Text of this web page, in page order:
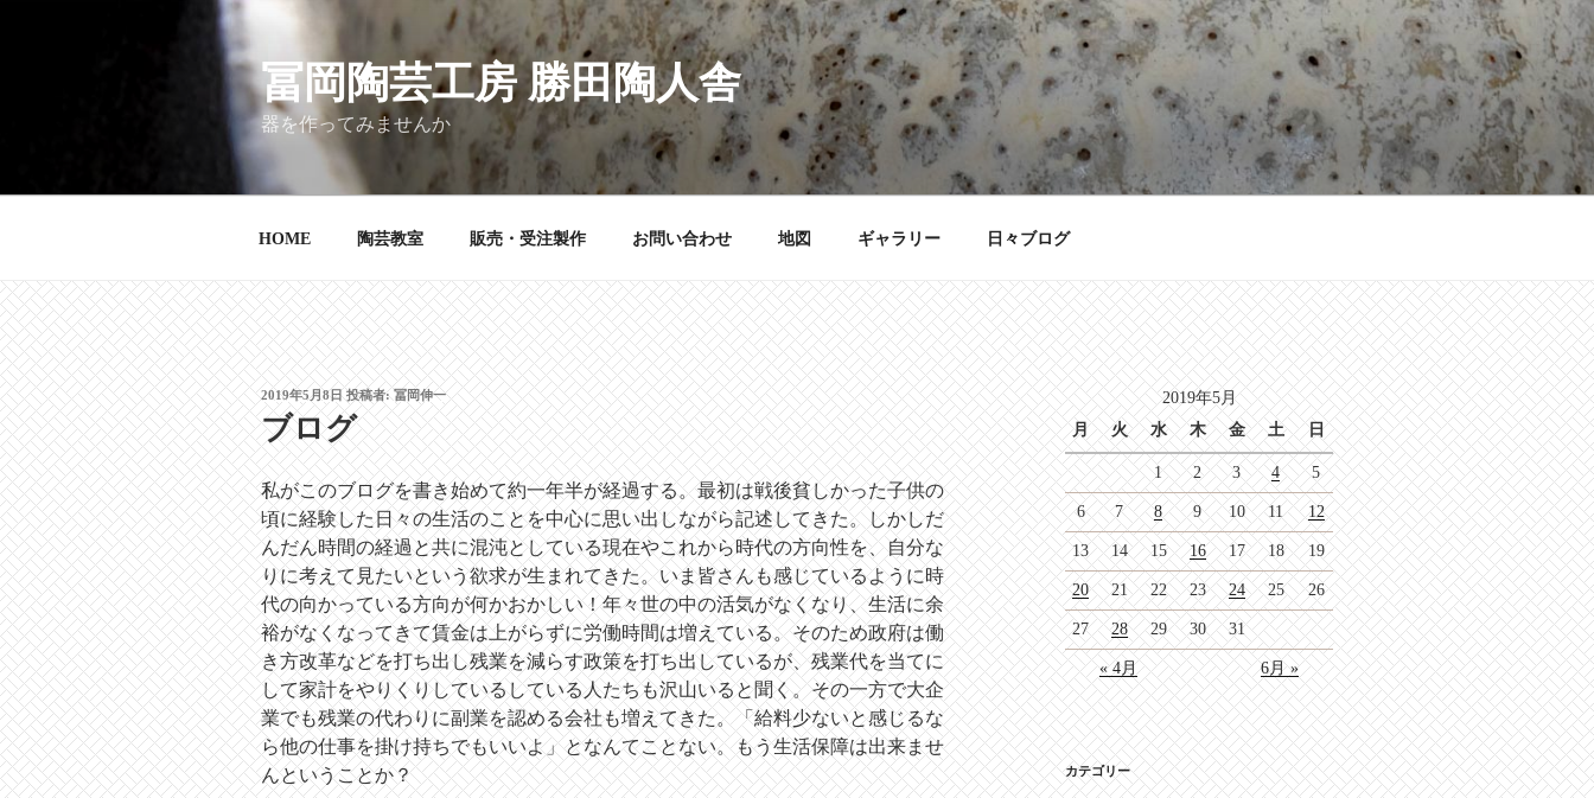
冨岡陶芸工房 勝田陶人舎
器を作ってみませんか
HOME 陶芸教室 販売・受注製作 お問い合わせ 地図 ギャラリー 日々ブログ
投
稿
日:
2019年5月8日投稿者:冨岡伸一
ブログ
私がこのブログを書き始めて約一年半が経過する。最初は戦後貧しかった子供の
頃に経験した日々の生活のことを中心に思い出しながら記述してきた。しかしだ
んだん時間の経過と共に混沌としている現在やこれから時代の方向性を、自分な
りに考えて見たいという欲求が生まれてきた。いま皆さんも感じているように時
代の向かっている方向が何かおかしい！年々世の中の活気がなくなり、生活に余
裕がなくなってきて賃金は上がらずに労働時間は増えている。そのため政府は働
き方改革などを打ち出し残業を減らす政策を打ち出しているが、残業代を当てに
して家計をやりくりしているしている人たちも沢山いると聞く。その一方で大企
業でも残業の代わりに副業を認める会社も増えてきた。「給料少ないと感じるな
ら他の仕事を掛け持ちでもいいよ」となんてことない。もう生活保障は出来ませ
んということか？
2019年5月
月
火 水 木 金 土 日
1 2 3 4 5
6 7 8 9 10 11 12
13 14 15 16 17 18 19
20 21 22 23 24 25 26
27 28 29 30 31
« 4月 6月 »
カテゴリー